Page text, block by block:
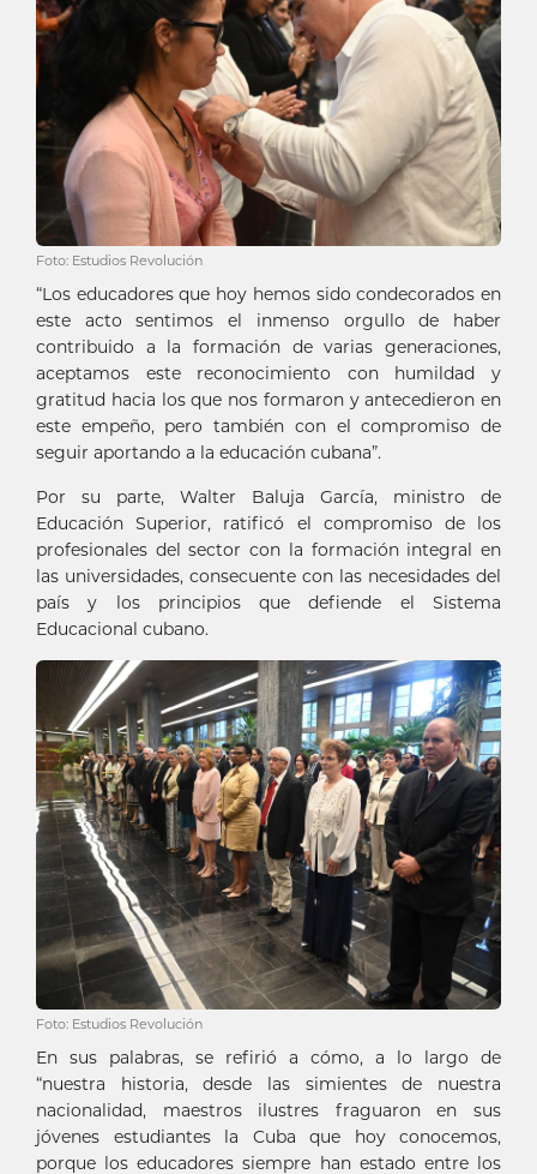
Foto: Estudios Revolución
“Los educadores que hoy hemos sido condecorados en
este acto sentimos el inmenso orgullo de haber
contribuido a la formación de varias generaciones,
aceptamos este reconocimiento con humildad y
gratitud hacia los que nos formaron y antecedieron en
este empeño, pero también con el compromiso de
seguir aportando a la educación cubana”.
Por su parte, Walter Baluja García, ministro de
Educación Superior, ratificó el compromiso de los
profesionales del sector con la formación integral en
las universidades, consecuente con las necesidades del
país y los principios que defiende el Sistema
Educacional cubano.
Foto: Estudios Revolución
En sus palabras, se refirió a cómo, a lo largo de
“nuestra historia, desde las simientes de nuestra
nacionalidad, maestros ilustres fraguaron en sus
jóvenes estudiantes la Cuba que hoy conocemos,
porque los educadores siempre han estado entre los